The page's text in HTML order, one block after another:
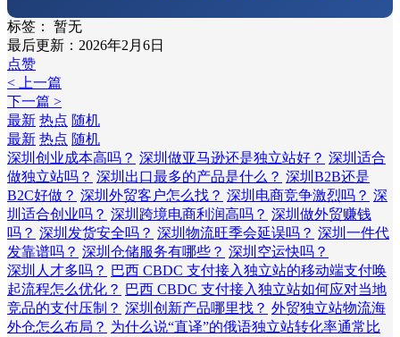
标签：
暂无
最后更新：2026年2月6日
点赞
< 上一篇
下一篇 >
最新 热点 随机
最新 热点 随机
深圳创业成本高吗？ 深圳做亚马逊还是独立站好？ 深圳适合
做独立站吗？ 深圳出口最多的产品是什么？ 深圳B2B还是
B2C好做？ 深圳外贸客户怎么找？ 深圳电商竞争激烈吗？ 深
圳适合创业吗？ 深圳跨境电商利润高吗？ 深圳做外贸赚钱
吗？ 深圳发货安全吗？ 深圳物流旺季会延误吗？ 深圳一件代
发靠谱吗？ 深圳仓储服务有哪些？ 深圳空运快吗？
深圳人才多吗？ 巴西 CBDC 支付接入独立站的移动端支付唤
起流程怎么优化？ 巴西 CBDC 支付接入独立站如何应对当地
竞品的支付压制？ 深圳创新产品哪里找？ 外贸独立站物流海
外仓怎么布局？ 为什么说“直译”的俄语独立站转化率通常比